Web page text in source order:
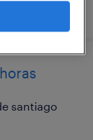
santiago